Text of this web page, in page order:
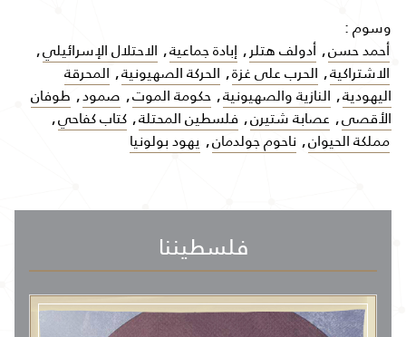
وسوم :
أحمد حسن, أدولف هتلر , إبادة جماعية, الاحتلال الإسرائيلي,
الاشتراكية, الحرب على غزة, الحركة الصهيونية, المحرقة
اليهودية, النازية والصهيونية, حكومة الموت, صمود, طوفان
الأقصى, عصابة شتيرن, فلسطين المحتلة, كتاب كفاحي,
مملكة الحيوان, ناحوم جولدمان, يهود بولونيا
فلسطيننا